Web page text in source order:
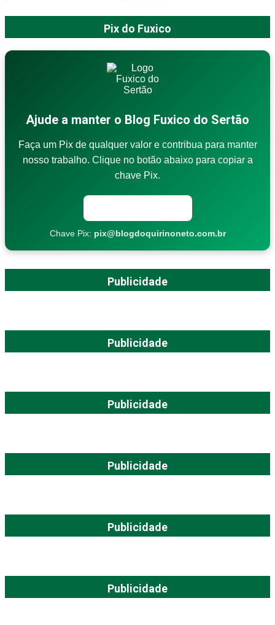
Pix do Fuxico
Ajude a manter o Blog Fuxico do Sertão
Faça um Pix de qualquer valor e contribua para manter
nosso trabalho. Clique no botão abaixo para copiar a
chave Pix.
Chave Pix: pix@blogdoquirinoneto.com.br
Publicidade
Publicidade
Publicidade
Publicidade
Publicidade
Publicidade